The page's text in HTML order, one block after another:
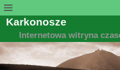
Karkonosze
Internetowa witryna